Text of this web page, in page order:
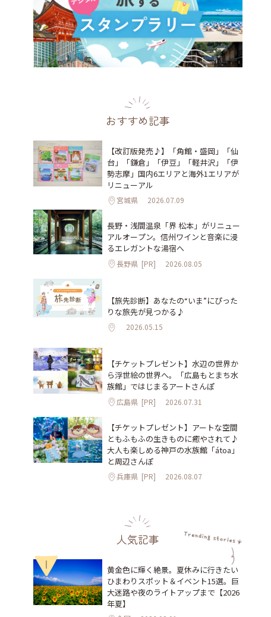
おすすめ記事
【改訂版発売♪】「角館・盛岡」「仙
台」「鎌倉」「伊豆」「軽井沢」「伊
勢志摩」国内6エリアと海外1エリアが
リニューアル
宮城県 2026.07.09
長野・浅間温泉「界 松本」がリニュー
アルオープン。信州ワインと音楽に浸
るエレガントな湯宿へ
長野県 [PR] 2026.08.05
【旅先診断】あなたの“いま”にぴった
りな旅先が見つかる♪
2026.05.15
【チケットプレゼント】水辺の世界か
ら浮世絵の世界へ。「広島もとまち水
族館」ではじまるアートさんぽ
広島県 [PR] 2026.07.31
【チケットプレゼント】アートな空間
ともふもふの生きものに癒やされて♪
大人も楽しめる神戸の水族館「átoa」
と周辺さんぽ
兵庫県 [PR] 2026.08.07
人気記事
1
黄金色に輝く絶景。夏休みに行きたい
ひまわりスポット＆イベント15選。巨
大迷路や夜のライトアップまで【2026
年夏】